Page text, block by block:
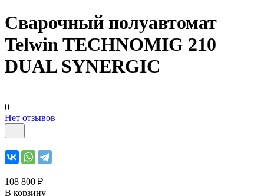
Сварочный полуавтомат
Telwin TECHNOMIG 210
DUAL SYNERGIC
0
Нет отзывов
108 800 ₽
В корзину